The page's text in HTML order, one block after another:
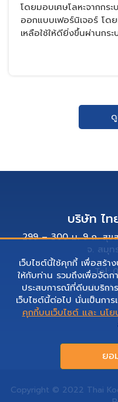
โดยมอบเศษโลหะจากกร
ออกแบบเฟอร์นิเจอร์ โ
เหลือใช้ให้ดียิ่งขึ้นผ่านกร
บริษัท ไ
299 – 300 ม. 9 ถ. สุข
จ. สมุท
Tel:
E-mail:
Copyright © 2022 Thai
เว็บไซต์นี้ใช้คุกกี้ เพื่อสร้
ให้กับท่าน รวมถึงเพื่อจัด
ประสบการณ์ที่ดีบนบริการ
เว็บไซต์นี้ต่อไป นั่นเป็นก
คุกกี้บนเว็บไซต์ และ นโ
ยอ